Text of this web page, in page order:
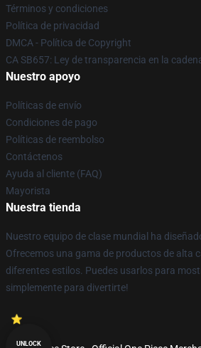
Términos y condiciones
Política de privacidad
DMCA - Política de Copyright
CA SB657: Ley de transparencia en la
Nuestro apoyo
Políticas de envío
Condiciones de pago
Políticas de reembolso
Contáctenos
Ayuda al cliente (FAQ)
Mayorista
Nuestra tienda
Nuestro equipo de clase mundial ha
Ofrecemos una gama de productos de alta
diferentes estilos. Puedes usarlos para
simplemente para divertirte!
UNLOCK